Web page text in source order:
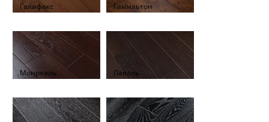
Галифакс Гамильтон
Монреаль Лаваль